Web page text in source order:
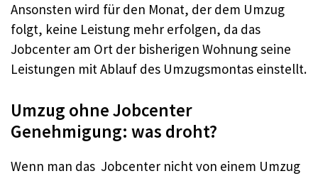
Ansonsten wird für den Monat, der dem Umzug
folgt, keine Leistung mehr erfolgen, da das
Jobcenter am Ort der bisherigen Wohnung seine
Leistungen mit Ablauf des Umzugsmontas einstellt.
Umzug ohne Jobcenter
Genehmigung: was droht?
Wenn man das Jobcenter nicht von einem Umzug